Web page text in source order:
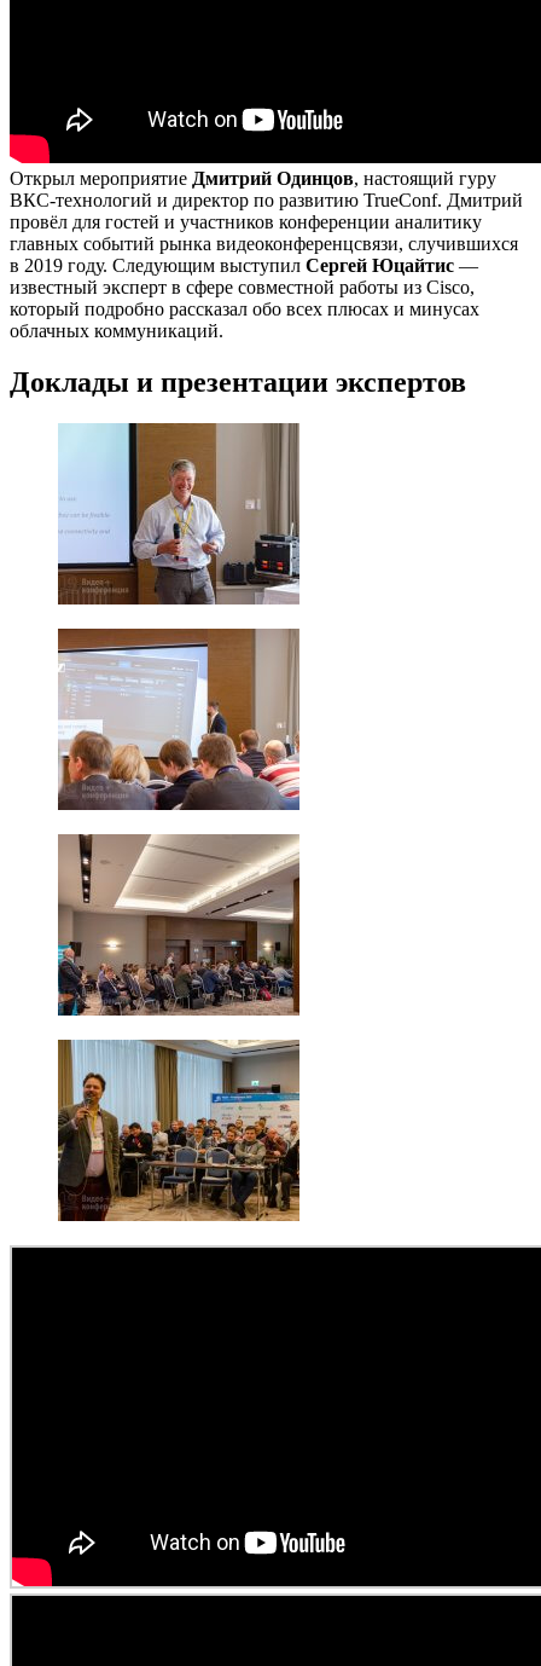
Открыл мероприятие Дмитрий Одинцов, настоящий гуру
ВКС-технологий и директор по развитию TrueConf. Дмитрий
провёл для гостей и участников конференции аналитику
главных событий рынка видеоконференцсвязи, случившихся
в 2019 году. Следующим выступил Сергей Юцайтис —
известный эксперт в сфере совместной работы из Cisco,
который подробно рассказал обо всех плюсах и минусах
облачных коммуникаций.
Доклады и презентации экспертов